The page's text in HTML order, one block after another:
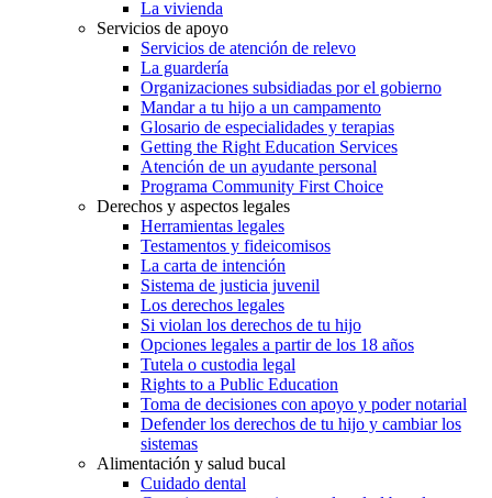
La vivienda
Servicios de apoyo
Servicios de atención de relevo
La guardería
Organizaciones subsidiadas por el gobierno
Mandar a tu hijo a un campamento
Glosario de especialidades y terapias
Getting the Right Education Services
Atención de un ayudante personal
Programa Community First Choice
Derechos y aspectos legales
Herramientas legales
Testamentos y fideicomisos
La carta de intención
Sistema de justicia juvenil
Los derechos legales
Si violan los derechos de tu hijo
Opciones legales a partir de los 18 años
Tutela o custodia legal
Rights to a Public Education
Toma de decisiones con apoyo y poder notarial
Defender los derechos de tu hijo y cambiar los
sistemas
Alimentación y salud bucal
Cuidado dental